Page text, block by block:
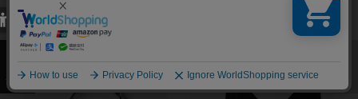
当サイトでは、当サイト内における閲覧履歴・属性情報などの取得およ
び利便性向上のためにクッキー（Cookie）を使用いたします。詳細に
関しては「プライバシーポリシー
承諾する